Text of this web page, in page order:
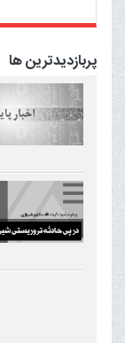
پربازدیدترین ها